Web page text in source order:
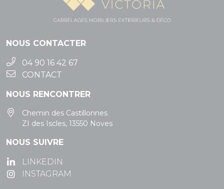
NOUS CONTACTER
04 90 16 42 67
CONTACT
NOUS RENCONTRER
Chemin des Castillonnes
ZI des Iscles, 13550 Noves
NOUS SUIVRE
LINKEDIN
INSTAGRAM